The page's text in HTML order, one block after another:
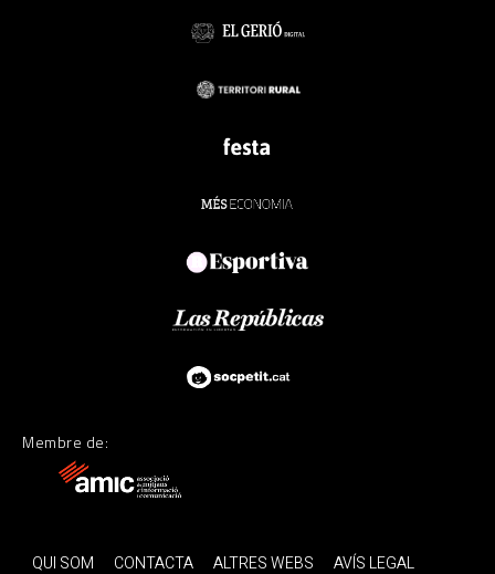
Membre de:
QUI SOM CONTACTA ALTRES WEBS AVÍS LEGAL